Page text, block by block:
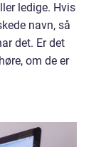
ledige. Hvis
navn, så
det. Er det
om de er